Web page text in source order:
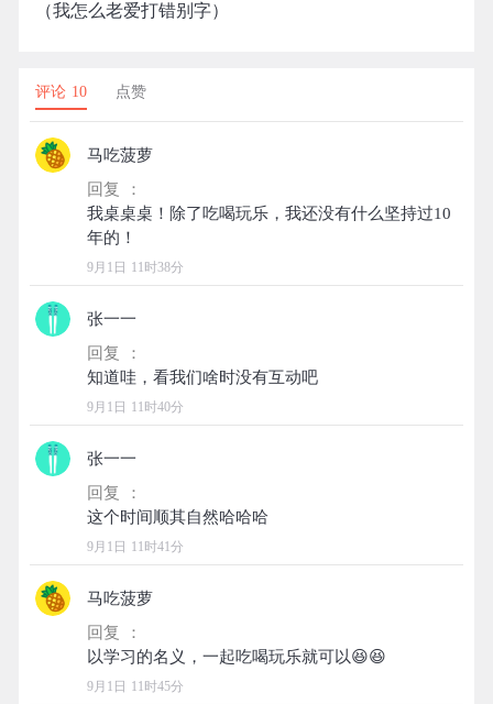
（我怎么老爱打错别字）
评论 10 点赞
马吃菠萝
回复 ：
我桌桌桌！除了吃喝玩乐，我还没有什么坚持过10
9月1日 11时38分
张一一
回复 ：
9月1日 11时40分
张一一
回复 ：
9月1日 11时41分
马吃菠萝
回复 ：
9月1日 11时45分